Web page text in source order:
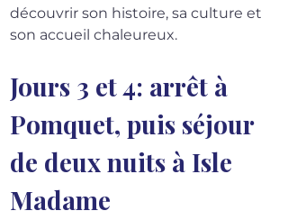
découvrir son histoire, sa culture et
son accueil chaleureux.
Jours 3 et 4: arrêt à
Pomquet, puis séjour
de deux nuits à Isle
Madame